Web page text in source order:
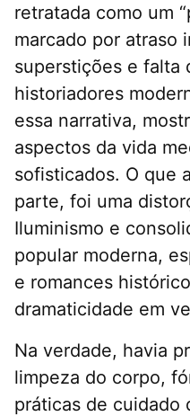
retratada como um
marcado por atraso
superstições e falta
historiadores
essa narrativa,
aspectos da vida
sofisticados. O que
parte, foi uma
Iluminismo e
popular moderna,
e romances
dramaticidade em
Na verdade, havia
limpeza do corpo,
práticas de cuidado